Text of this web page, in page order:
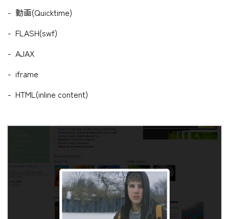
動画(Quicktime)
FLASH(swf)
AJAX
iframe
HTML(inline content)